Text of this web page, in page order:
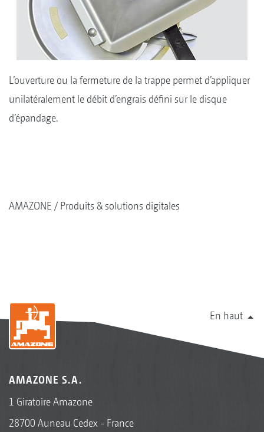
L’ouverture ou la fermeture de la trappe permet d’appliquer
unilatéralement le débit d’engrais défini sur le disque
d’épandage.
AMAZONE Produits & solutions digitales
En haut
AMAZONE S.A.
1 Giratoire Amazone
28700 Auneau Cedex - France